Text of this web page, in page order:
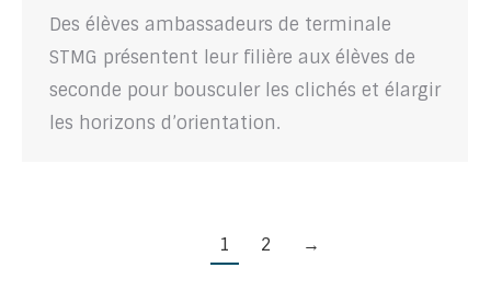
Des élèves ambassadeurs de terminale
STMG présentent leur filière aux élèves de
seconde pour bousculer les clichés et élargir
les horizons d’orientation.
1 2 →